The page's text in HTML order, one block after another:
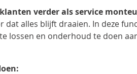
verderalsservice
dat alles blijft draaien. In deze
lossen en onderhoud te doen